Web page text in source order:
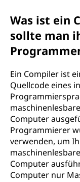
Was ist ein
sollte man
Ein Compiler ist
Quellcode eines
Computer
Programmierer
verwenden, um
Computer
Computer nur